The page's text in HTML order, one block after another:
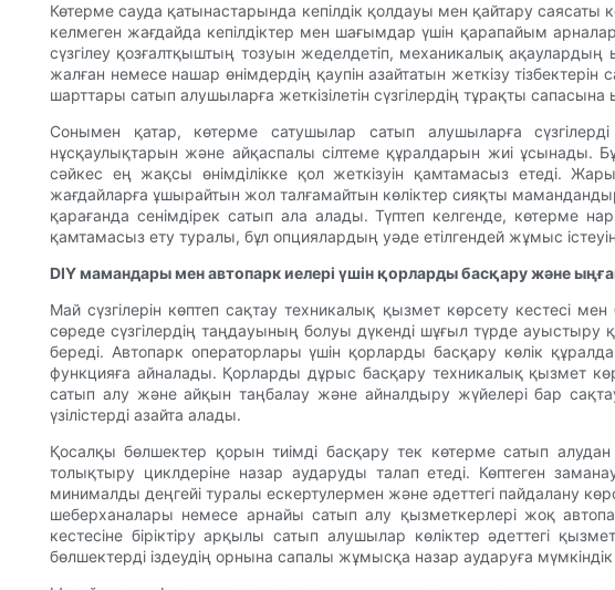
Көтерме сауда қатынастарында кепілдік қолдауы мен қайтару саясаты
келмеген жағдайда кепілдіктер мен шағымдар үшін қарапайым
сүзгілеу қозғалтқыштың тозуын жеделдетіп, механикалық ақаулардың
жалған немесе нашар өнімдердің қаупін азайтатын жеткізу
шарттары сатып алушыларға жеткізілетін сүзгілердің тұрақты сапасына
Сонымен қатар, көтерме сатушылар сатып алушыларға
нұсқаулықтарын және айқаспалы сілтеме құралдарын жиі ұсынады.
сәйкес ең жақсы өнімділікке қол жеткізуін қамтамасыз етеді.
жағдайларға ұшырайтын жол талғамайтын көліктер сияқты
қарағанда сенімдірек сатып ала алады. Түптеп келгенде, көтерме
қамтамасыз ету туралы, бұл опциялардың уәде етілгендей жұмыс
DIY мамандары мен автопарк иелері үшін қорларды басқару және
Май сүзгілерін көптеп сақтау техникалық қызмет көрсету кестесі
сөреде сүзгілердің таңдауының болуы дүкенді шұғыл түрде ауыстыру
береді. Автопарк операторлары үшін қорларды басқару көлік
функцияға айналады. Қорларды дұрыс басқару техникалық қызмет
сатып алу және айқын таңбалау және айналдыру жүйелері бар
үзілістерді азайта алады.
Қосалқы бөлшектер қорын тиімді басқару тек көтерме сатып
толықтыру циклдеріне назар аударуды талап етеді. Көптеген
минималды деңгейі туралы ескертулермен және әдеттегі пайдалану
шеберханалары немесе арнайы сатып алу қызметкерлері жоқ
кестесіне біріктіру арқылы сатып алушылар көліктер әдеттегі
бөлшектерді іздеудің орнына сапалы жұмысқа назар аударуға мүмкіндік